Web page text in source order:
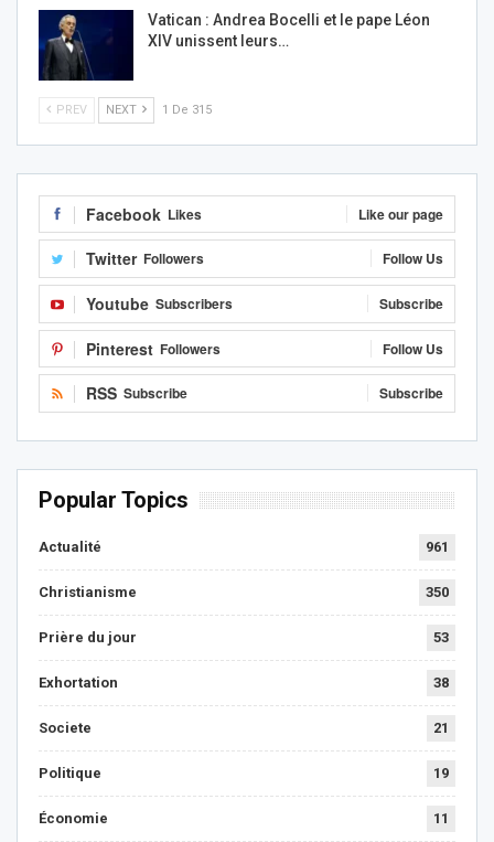
Vatican : Andrea Bocelli et le pape Léon
XIV unissent leurs…
PREV NEXT 1 De 315
Facebook Likes Like our page
Twitter Followers Follow Us
Youtube Subscribers Subscribe
Pinterest Followers Follow Us
RSS Subscribe Subscribe
Popular Topics
Actualité 961
Christianisme 350
Prière du jour 53
Exhortation 38
Societe 21
Politique 19
Économie 11